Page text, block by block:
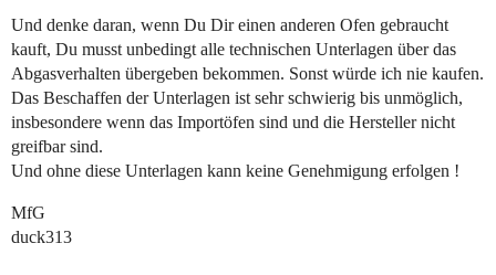
Und denke daran, wenn Du Dir einen anderen Ofen gebraucht
kauft, Du musst unbedingt alle technischen Unterlagen über das
Abgasverhalten übergeben bekommen. Sonst würde ich nie kaufen.
Das Beschaffen der Unterlagen ist sehr schwierig bis unmöglich,
insbesondere wenn das Importöfen sind und die Hersteller nicht
greifbar sind.
Und ohne diese Unterlagen kann keine Genehmigung erfolgen !
MfG
duck313